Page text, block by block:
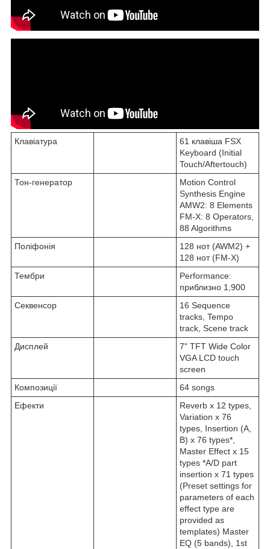
Клавіатура
61 клавіша FSX
Keyboard (Initial
Touch/Aftertouch)
Тон-генератор
Motion Control
Synthesis Engine
AMW2: 8 Elements
FM-X: 8 Operators,
88 Algorithms
Поліфонія
128 нот (AWM2) +
128 нот (FM-X)
Тембри
Performance:
приблизно 1,900
Секвенсор
16 Sequence
tracks, Tempo
track, Scene track
Дисплей
7" TFT Wide Color
VGA LCD touch
screen
Композиції
64 songs
Ефекти
Reverb x 12 types,
Variation x 76
types, Insertion (A,
B) x 76 types*,
Master Effect x 15
types *A/D part
insertion x 71 types
(Preset settings for
parameters of each
effect type are
provided as
templates) Master
EQ (5 bands), 1st